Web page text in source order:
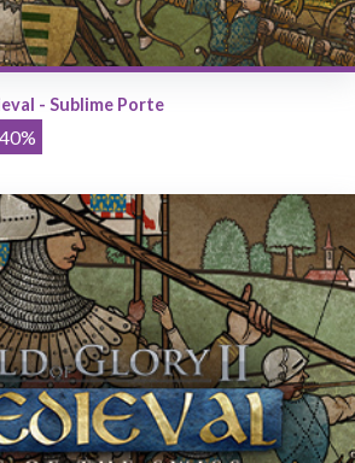
- Sublime Porte